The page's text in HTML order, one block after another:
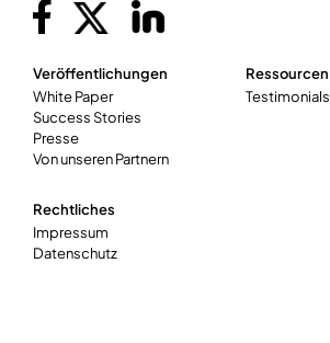
Veröffentlichungen
White Paper
Success Stories
Presse
Von unseren Partnern
Ressourcen
Testimonials
Rechtliches
Impressum
Datenschutz